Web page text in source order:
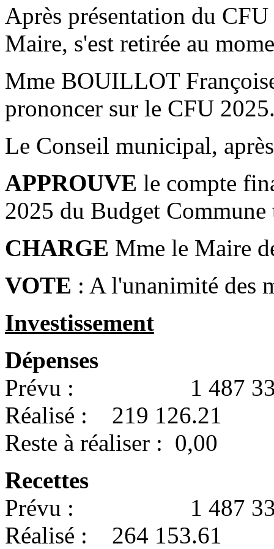
Après présentation du
Maire, s'est retirée au
Mme BOUILLOT
prononcer sur le CFU
Le Conseil municipal,
APPROUVE le compte
2025 du Budget Commune
CHARGE Mme le Maire
VOTE : A l'unanimité des
Investissement
Dépenses
Prévu : 1 487
Réalisé : 219 126.21
Reste à réaliser : 0,00
Recettes
Prévu : 1 487
Réalisé : 264 153.61